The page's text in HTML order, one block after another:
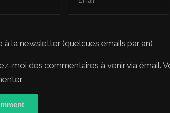
à la newsletter (quelques emails par an)
moi des commentaires à venir via émail.